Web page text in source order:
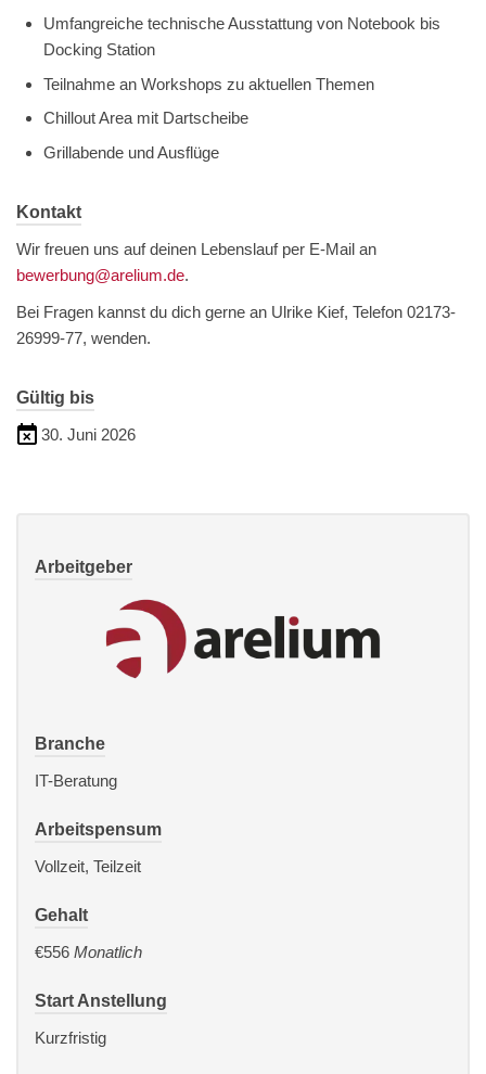
Umfangreiche technische Ausstattung von Notebook bis
Docking Station
Teilnahme an Workshops zu aktuellen Themen
Chillout Area mit Dartscheibe
Grillabende und Ausflüge
Kontakt
Wir freuen uns auf deinen Lebenslauf per E-Mail an
bewerbung@arelium.de.
Bei Fragen kannst du dich gerne an Ulrike Kief, Telefon 02173-
26999-77, wenden.
Gültig bis
30. Juni 2026
Arbeitgeber
Branche
IT-Beratung
Arbeitspensum
Vollzeit, Teilzeit
Gehalt
€556 Monatlich
Start Anstellung
Kurzfristig